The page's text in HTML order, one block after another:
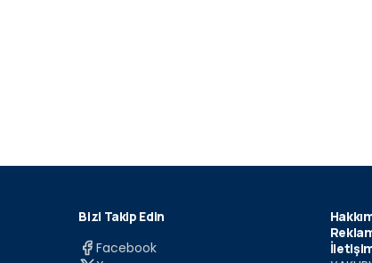
Bizi Takip Edin
Facebook